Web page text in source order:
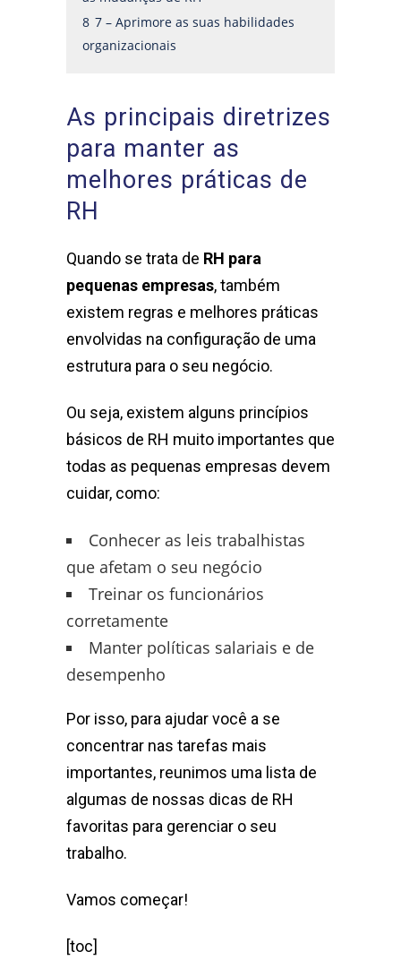
8 7 – Aprimore as suas habilidades
organizacionais
As principais diretrizes
para manter as
melhores práticas de
RH
Quando se trata de RH para
pequenas empresas, também
existem regras e melhores práticas
envolvidas na configuração de uma
estrutura para o seu negócio.
Ou seja, existem alguns princípios
básicos de RH muito importantes que
todas as pequenas empresas devem
cuidar, como:
Conhecer as leis trabalhistas
que afetam o seu negócio
Treinar os funcionários
corretamente
Manter políticas salariais e de
desempenho
Por isso, para ajudar você a se
concentrar nas tarefas mais
importantes, reunimos uma lista de
algumas de nossas dicas de RH
favoritas para gerenciar o seu
trabalho.
Vamos começar!
[toc]